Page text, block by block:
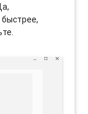
быстрее,